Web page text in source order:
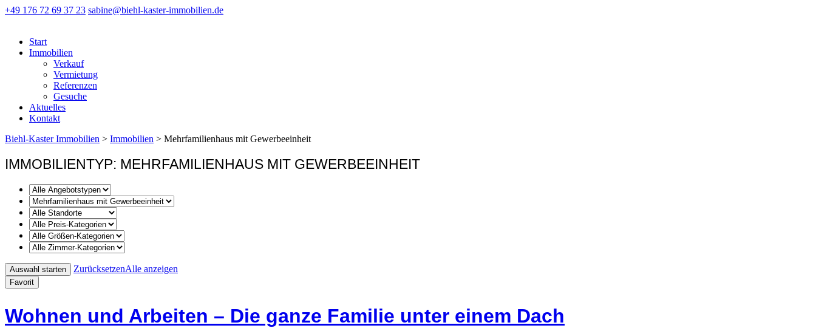
+49 176 72 69 37 23 sabine@biehl-kaster-immobilien.de
Start
Immobilien
Verkauf
Vermietung
Referenzen
Gesuche
Aktuelles
Kontakt
Biehl-Kaster Immobilien > Immobilien > Mehrfamilienhaus mit Gewerbeeinheit
IMMOBILIENTYP: MEHRFAMILIENHAUS MIT GEWERBEEINHEIT
ZurücksetzenAlle anzeigen
Favorit
Wohnen und Arbeiten – Die ganze Familie unter einem Dach